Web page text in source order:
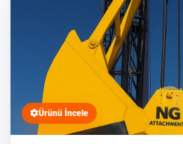
Ürünü İncele